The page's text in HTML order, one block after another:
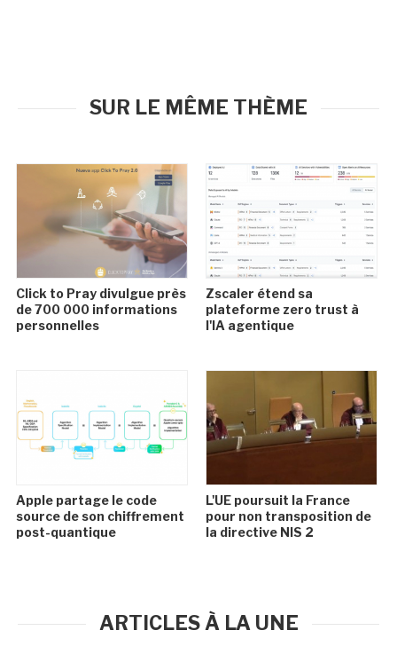
SUR LE MÊME THÈME
Click to Pray divulgue près
de 700 000 informations
personnelles
Zscaler étend sa
plateforme zero trust à
l'IA agentique
Apple partage le code
source de son chiffrement
post-quantique
L'UE poursuit la France
pour non transposition de
la directive NIS 2
ARTICLES À LA UNE